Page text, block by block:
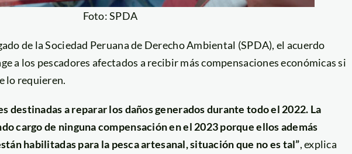
Foto: SPDA
de la Sociedad Peruana de Derecho Ambiental (SPDA), el acuerdo
a los pescadores afectados a recibir más compensaciones económicas si
lo requieren.
destinadas a reparar los daños generados durante todo el 2022. La
cargo de ninguna compensación en el 2023 porque ellos además
habilitadas para la pesca artesanal, situación que no es tal”, explica